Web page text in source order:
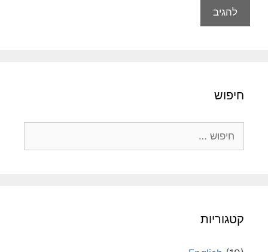
חיפוש
קטגוריות